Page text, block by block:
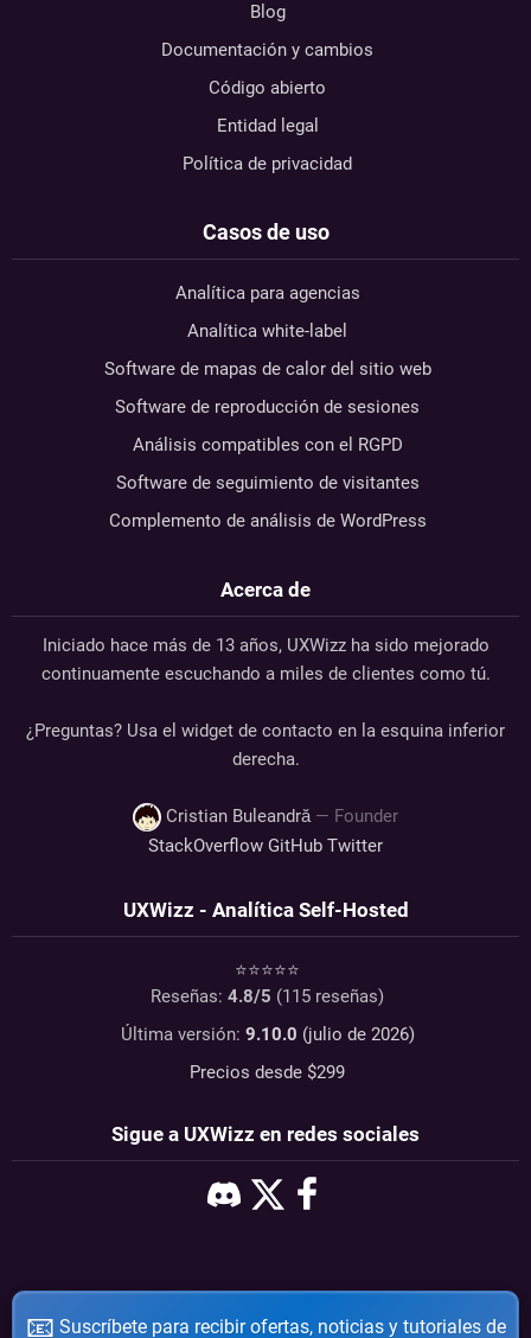
Blog
Documentación y cambios
Código abierto
Entidad legal
Política de privacidad
Casos de uso
Analítica para agencias
Analítica white-label
Software de mapas de calor del sitio web
Software de reproducción de sesiones
Análisis compatibles con el RGPD
Software de seguimiento de visitantes
Complemento de análisis de WordPress
Acerca de
Iniciado hace más de 13 años, UXWizz ha sido mejorado
continuamente escuchando a miles de clientes como tú.
¿Preguntas? Usa el widget de contacto en la esquina inferior
derecha.
Cristian Buleandră — Founder
StackOverflow GitHub Twitter
UXWizz - Analítica Self-Hosted
⭐⭐⭐⭐⭐
Reseñas: 4.8/5 (115 reseñas)
Última versión: 9.10.0 (julio de 2026)
Precios desde $299
Sigue a UXWizz en redes sociales
📧 Suscríbete para recibir ofertas, noticias y tutoriales de